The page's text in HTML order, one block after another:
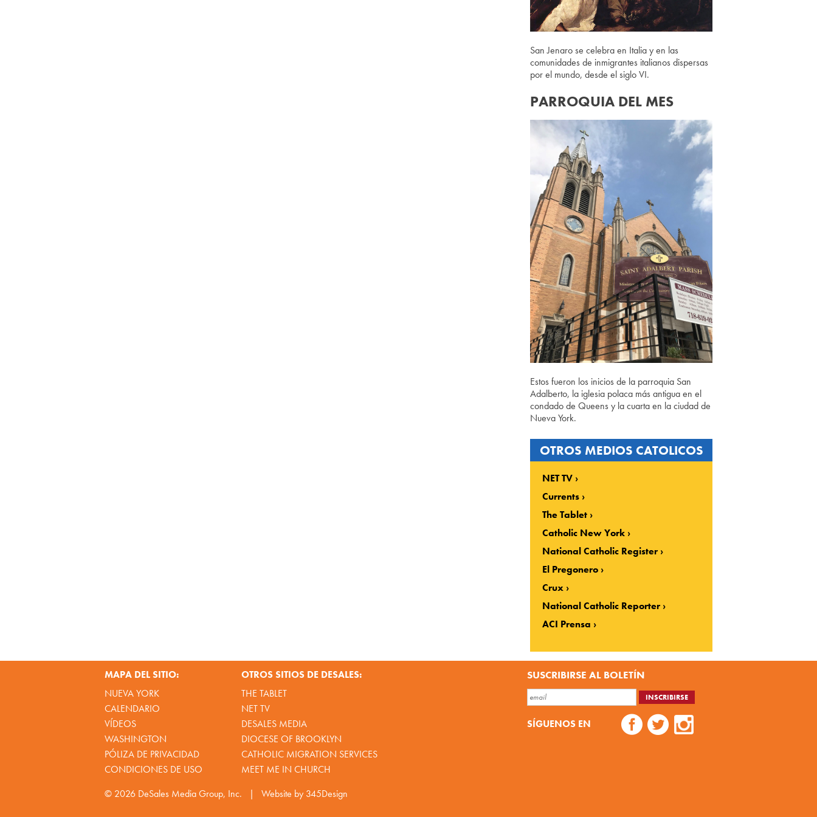
San Jenaro se celebra en Italia y en las
comunidades de inmigrantes italianos dispersas
por el mundo, desde el siglo VI.
PARROQUIA DEL MES
Estos fueron los inicios de la parroquia San
Adalberto, la iglesia polaca más antigua en el
condado de Queens y la cuarta en la ciudad de
Nueva York.
OTROS MEDIOS CATOLICOS
NET TV
Currents
The Tablet
Catholic New York
National Catholic Register
El Pregonero
Crux
National Catholic Reporter
ACI Prensa
MAPA DEL SITIO:
NUEVA YORK
CALENDARIO
VÍDEOS
WASHINGTON
PÓLIZA DE PRIVACIDAD
CONDICIONES DE USO
OTROS SITIOS DE DESALES:
THE TABLET
NET TV
DESALES MEDIA
DIOCESE OF BROOKLYN
CATHOLIC MIGRATION SERVICES
MEET ME IN CHURCH
SUSCRIBIRSE AL BOLETÍN
SÍGUENOS EN
© 2026 DeSales Media Group, Inc. | Website by 345Design